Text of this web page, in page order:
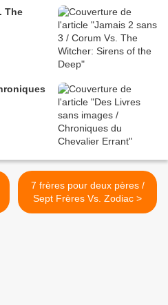
7 frères pour deux pères /
Sept Frères Vs. Zodiac >